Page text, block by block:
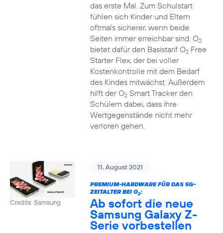
das erste Mal. Zum Schulstart
fühlen sich Kinder und Eltern
oftmals sicherer, wenn beide
Seiten immer erreichbar sind. O2
bietet dafür den Basistarif O2Free
Starter Flex, der bei voller
Kostenkontrolle mit dem Bedarf
des Kindes mitwächst. Außerdem
hilft der O2Smart Tracker den
Schülern dabei, dass ihre
Wertgegenstände nicht mehr
verloren gehen.
Credits: Samsung
11. August 2021
PREMIUM-HARDWARE FÜR DAS 5G-
ZEITALTER BEI O2:
Ab sofort die neue
Samsung Galaxy Z-
Serie vorbestellen